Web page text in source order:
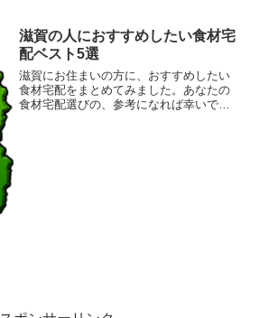
滋賀の人におすすめしたい食材宅
配ベスト5選
滋賀にお住まいの方に、おすすめしたい
食材宅配をまとめてみました。あなたの
食材宅配選びの、参考になれば幸いで